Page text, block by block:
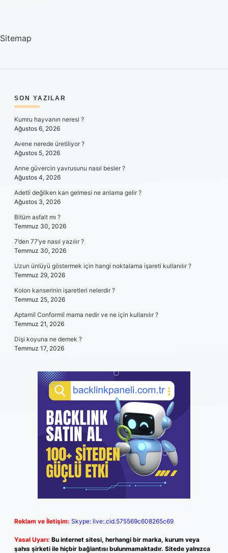
Sitemap
SIDEBAR
SON YAZILAR
Kumru hayvanın neresi ?
Ağustos 6, 2026
Avene nerede üretiliyor ?
Ağustos 5, 2026
Anne güvercin yavrusunu nasıl besler ?
Ağustos 4, 2026
Adetli değilken kan gelmesi ne anlama gelir ?
Ağustos 3, 2026
Bitüm asfalt mı ?
Temmuz 30, 2026
7’den 77’ye nasıl yazılır ?
Temmuz 30, 2026
Uzun ünlüyü göstermek için hangi noktalama işareti kullanılır ?
Temmuz 29, 2026
Kolon kanserinin işaretleri nelerdir ?
Temmuz 25, 2026
Aptamil Conformil mama nedir ve ne için kullanılır ?
Temmuz 21, 2026
Dişi koyuna ne demek ?
Temmuz 17, 2026
Reklam ve İletişim: Skype: live:.cid.575569c608265c69
Yasal Uyarı: Bu internet sitesi, herhangi bir marka, kurum veya
şahıs şirketi ile hiçbir bağlantısı bulunmamaktadır. Sitede yalnızca